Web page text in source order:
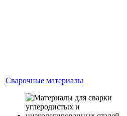
Сварочные материалы